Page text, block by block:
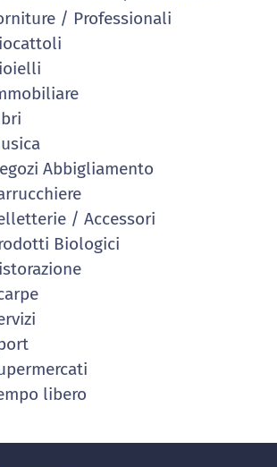
/ Professionali
Abbigliamento
/ Accessori
Biologici
libero